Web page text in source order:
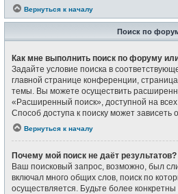
Вернуться к началу
Поиск по
Как мне выполнить поиск по форуму
Задайте условие поиска в
главной странице конференции,
темы. Вы можете осуществить
«Расширенный поиск», доступной на
Способ доступа к поиску может зависеть
Вернуться к началу
Почему мой поиск не даёт результатов?
Ваш поисковый запрос, возможно, был
включал много общих слов, поиск по
осуществляется. Будьте более